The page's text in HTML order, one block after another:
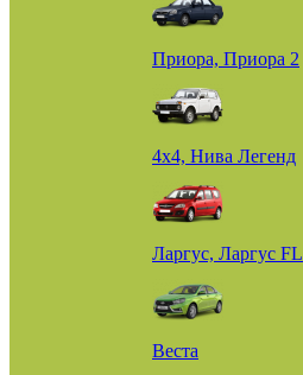
Приора, Приора 2
4х4, Нива Легенд
Ларгус, Ларгус FL
Веста